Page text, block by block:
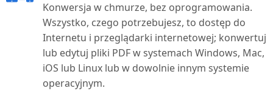
Konwersja w chmurze, bez oprogramowania.
Wszystko, czego potrzebujesz, to dostęp do
Internetu i przeglądarki internetowej; konwertuj
lub edytuj pliki PDF w systemach Windows, Mac,
iOS lub Linux lub w dowolnie innym systemie
operacyjnym.